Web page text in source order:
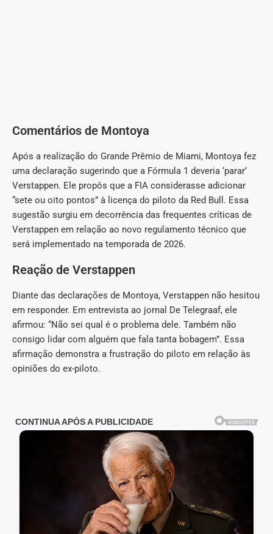
Comentários de Montoya
Após a realização do Grande Prêmio de Miami, Montoya fez
uma declaração sugerindo que a Fórmula 1 deveria ‘parar’
Verstappen. Ele propôs que a FIA considerasse adicionar
“sete ou oito pontos” à licença do piloto da Red Bull. Essa
sugestão surgiu em decorrência das frequentes críticas de
Verstappen em relação ao novo regulamento técnico que
será implementado na temporada de 2026.
Reação de Verstappen
Diante das declarações de Montoya, Verstappen não hesitou
em responder. Em entrevista ao jornal De Telegraaf, ele
afirmou: “Não sei qual é o problema dele. Também não
consigo lidar com alguém que fala tanta bobagem”. Essa
afirmação demonstra a frustração do piloto em relação às
opiniões do ex-piloto.